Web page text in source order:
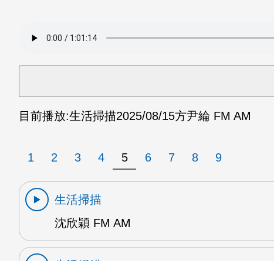
目前播放:生活掃描2025/08/15方尹綸 FM AM
1 2 3 4 5 6 7 8 9
生活掃描
沈欣穎 FM AM